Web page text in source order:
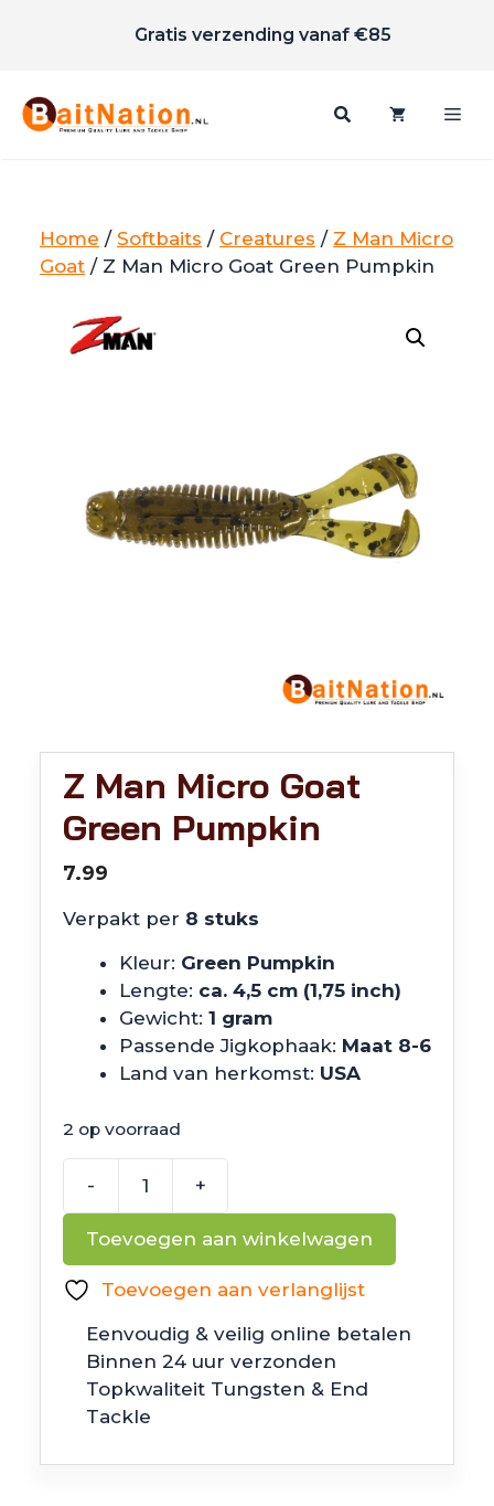
inhoud
Gratis verzending vanaf €85
Home / Softbaits / Creatures / Z Man Micro
Goat / Z Man Micro Goat Green Pumpkin
Z Man Micro Goat
Green Pumpkin
7.99
Verpakt per 8 stuks
Kleur: Green Pumpkin
Lengte: ca. 4,5 cm (1,75 inch)
Gewicht: 1 gram
Passende Jigkophaak: Maat 8-6
Land van herkomst: USA
2 op voorraad
-
Micro
Pumpkin
aantal
+
Toevoegen aan winkelwagen
Toevoegen aan verlanglijst
Eenvoudig & veilig online betalen
Binnen 24 uur verzonden
Topkwaliteit Tungsten & End
Tackle